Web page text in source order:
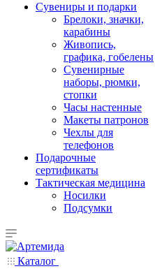
Сувениры и подарки
Брелоки, значки,
карабины
Живопись,
графика, гобелены
Сувенирные
наборы, рюмки,
стопки
Часы настенные
Макеты патронов
Чехлы для
телефонов
Подарочные
сертификаты
Тактическая медицина
Носилки
Подсумки
Каталог